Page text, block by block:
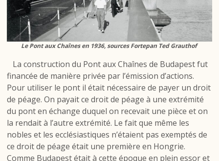
Le Pont aux Chaînes en 1936, sources Fortepan Ted Grauthof
La construction du Pont aux Chaînes de Budapest fut
financée de manière privée par l’émission d’actions.
Pour utiliser le pont il était nécessaire de payer un droit
de péage. On payait ce droit de péage à une extrémité
du pont en échange duquel on recevait une pièce et on
la rendait à l’autre extrémité. Le fait que même les
nobles et les ecclésiastiques n’étaient pas exemptés de
ce droit de péage était une première en Hongrie.
Comme Budapest était à cette époque en plein essor et